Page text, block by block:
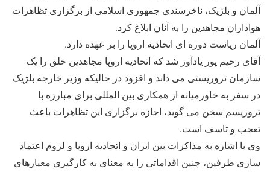
آلمان و بلژيک، ناخرسندی جمهوری اسلامی از برگزاری تظاهرات
هواداران مجاهدين را به آنان ابلاغ کرد.
آلمان رياست دوره ای اتحاديه اروپا را بر عهده دارد.
آقای رحيم پور يادآور شد که اتحاديه اروپا مجاهدين خلق را يک
سازمان تروريستی می داند و افزود در حاليکه وزير خارجه بلژيک
در سفر به خاورميانه از همکاری بين المللی برای مبارزه با
تروريسم سخن می گويد، اجازه برگزاری اين تظاهرات باعث
تعجب و تاسف است.
وی با اشاره به مذاکرات بين ايران و اتحاديه اروپا و لزوم اعتماد
سازی طرفين، چنين اقداماتی را به معنای به کارگيری معيارهای